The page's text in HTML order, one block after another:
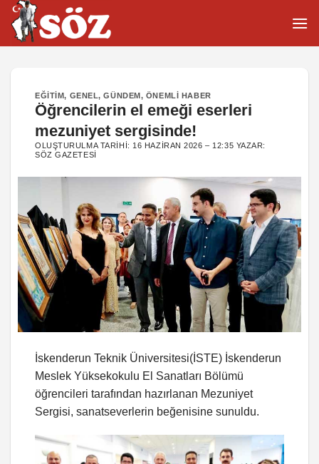
İçeriğe
atla
EĞITIM, GENEL,GÜNDEM, ÖNEMLI HABER
Öğrencilerin el emeği eserleri
mezuniyet sergisinde!
OLUŞTURULMA TARIHI: 16 HAZIRAN 2026 – 12:35 YAZAR:
SÖZ GAZETESI
İskenderun Teknik Üniversitesi(İSTE) İskenderun
Meslek Yüksekokulu El Sanatları Bölümü
öğrencileri tarafından hazırlanan Mezuniyet
Sergisi, sanatseverlerin beğenisine sunuldu.